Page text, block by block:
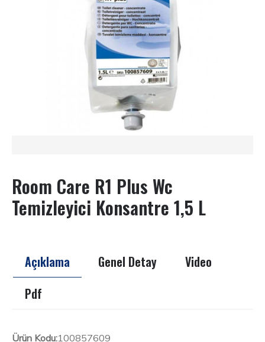
Room Care R1 Plus Wc
Temizleyici Konsantre 1,5 L
Açıklama Genel Detay
Video
Pdf
Ürün Kodu:100857609